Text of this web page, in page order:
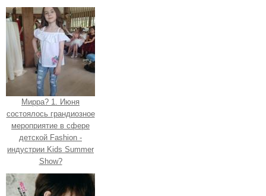
Мирра? 1. Июня
состоялось грандиозное
мероприятие в сфере
детской Fashion -
индустрии Kids Summer
Show?